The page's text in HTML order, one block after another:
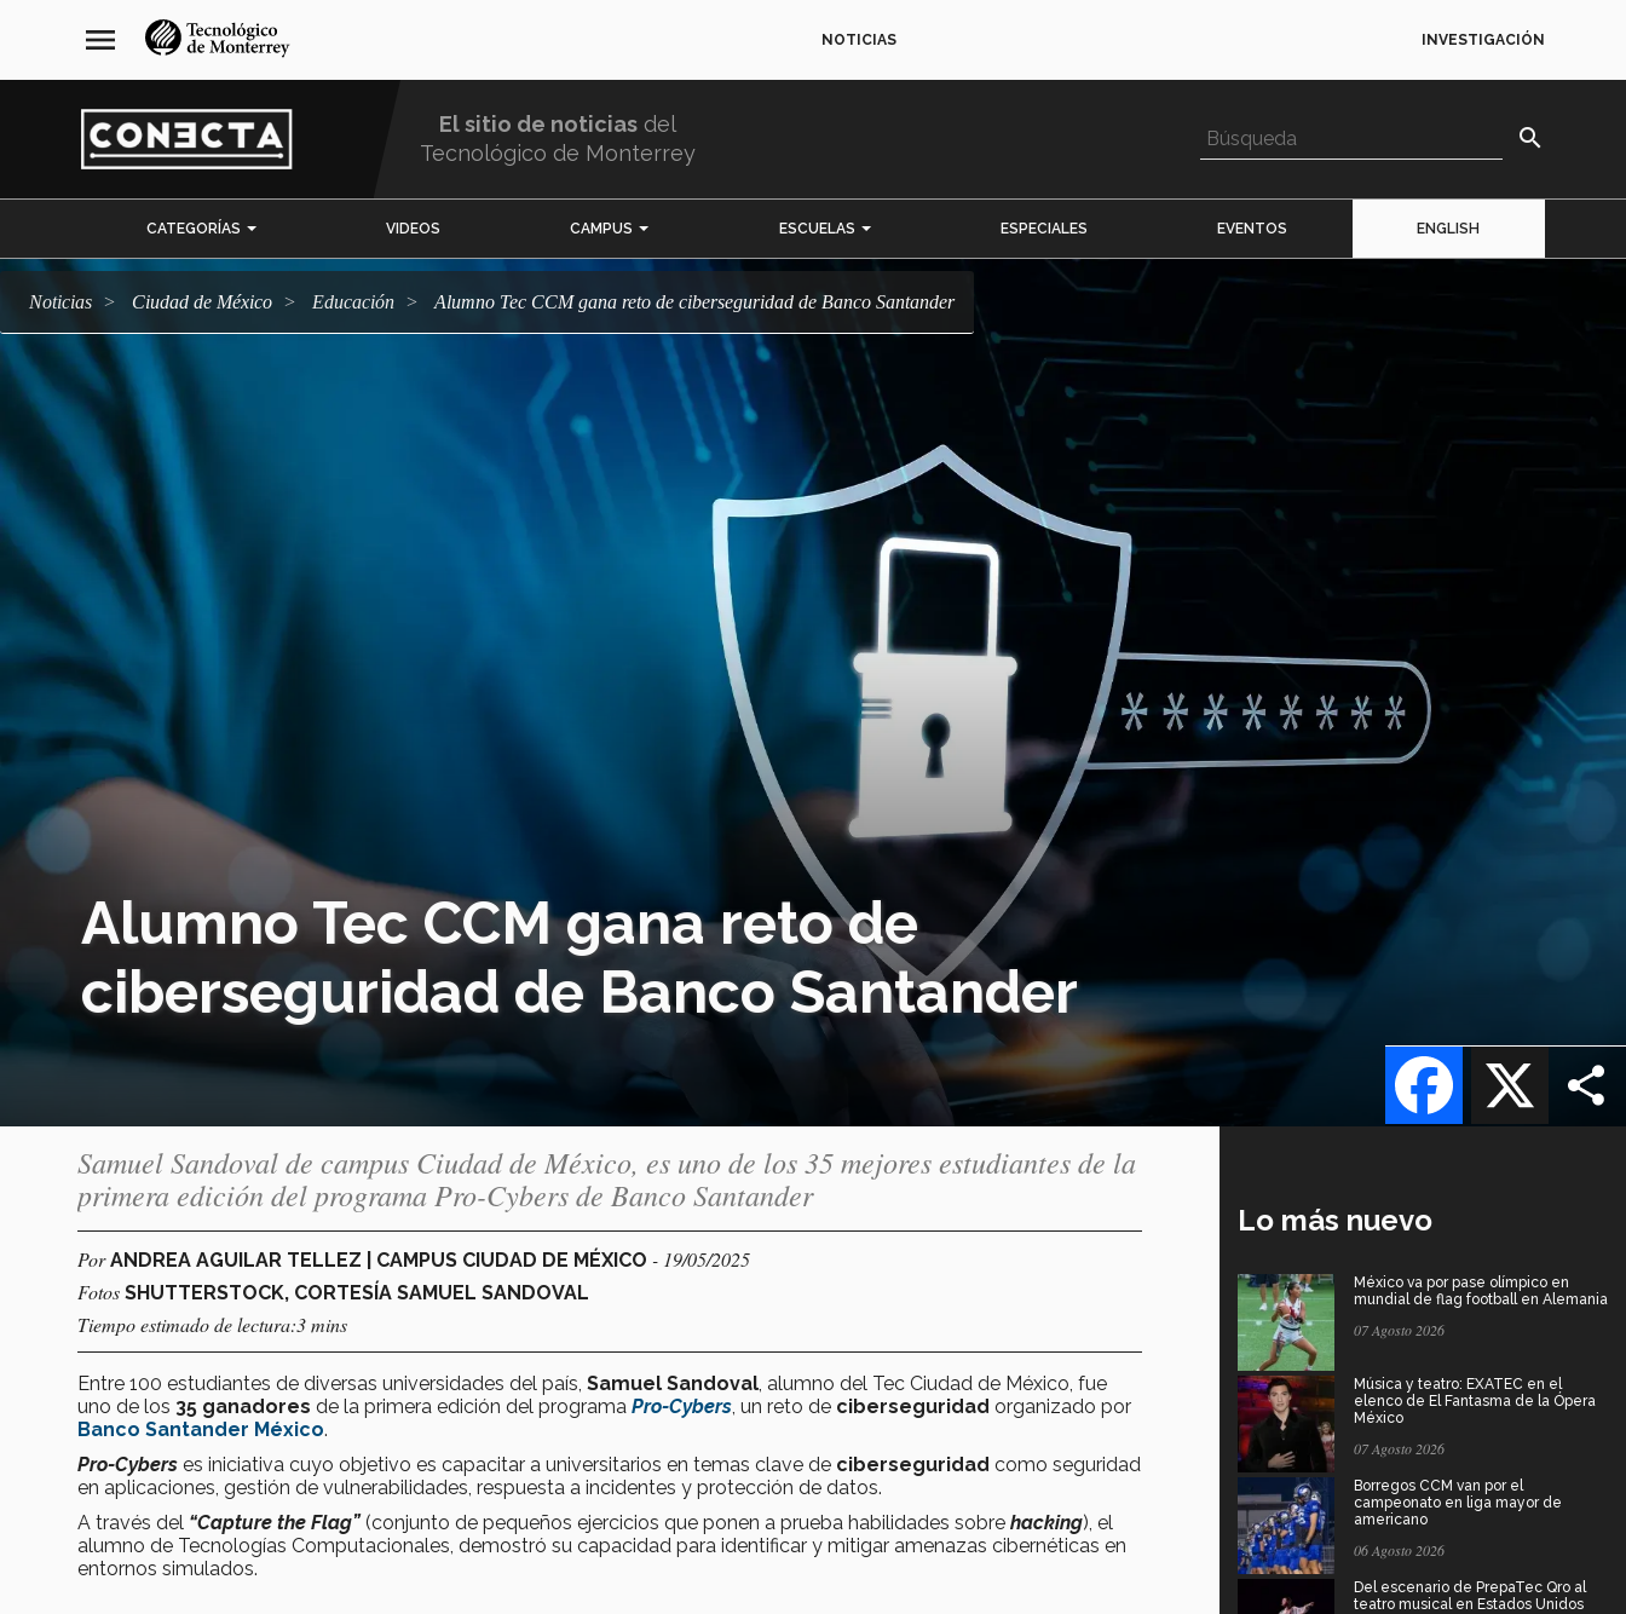
navegación
principal
menu NOTICIAS INVESTIGACIÓN
El sitio de noticias del
Tecnológico de Monterrey
search
CATEGORÍAS VIDEOS CAMPUS ESCUELAS ESPECIALES EVENTOS ENGLISH
Noticias Ciudad de México Educación Alumno Tec CCM gana reto de ciberseguridad de Banco Santander
Alumno Tec CCM gana reto de
ciberseguridad de Banco Santander
X
Facebook
Samuel Sandoval de campus Ciudad de México, es uno de los 35 mejores estudiantes de la
primera edición del programa Pro-Cybers de Banco Santander
PorANDREA AGUILAR TELLEZ | CAMPUS CIUDAD DE MÉXICO - 19/05/2025
Fotos SHUTTERSTOCK, CORTESÍA SAMUEL SANDOVAL
Tiempo estimado de lectura:3 mins
Entre 100 estudiantes de diversas universidades del país, Samuel Sandoval , alumno del Tec Ciudad de México, fue
uno de los 35 ganadores de la primera edición del programa Pro-Cybers , un reto de ciberseguridad organizado por
Banco Santander México.
Pro-Cybers es iniciativa cuyo objetivo es capacitar a universitarios en temas clave de ciberseguridad como seguridad
en aplicaciones, gestión de vulnerabilidades, respuesta a incidentes y protección de datos.
A través del “Capture the Flag” (conjunto de pequeños ejercicios que ponen a prueba habilidades sobre hacking), el
alumno de Tecnologías Computacionales, demostró su capacidad para identificar y mitigar amenazas cibernéticas en
entornos simulados.
Lo más nuevo
México va por pase olímpico en
mundial de flag football en Alemania
07 Agosto 2026
Música y teatro: EXATEC en el
elenco de El Fantasma de la Ópera
México
07 Agosto 2026
Borregos CCM van por el
campeonato en liga mayor de
americano
06 Agosto 2026
Del escenario de PrepaTec Qro al
teatro musical en Estados Unidos